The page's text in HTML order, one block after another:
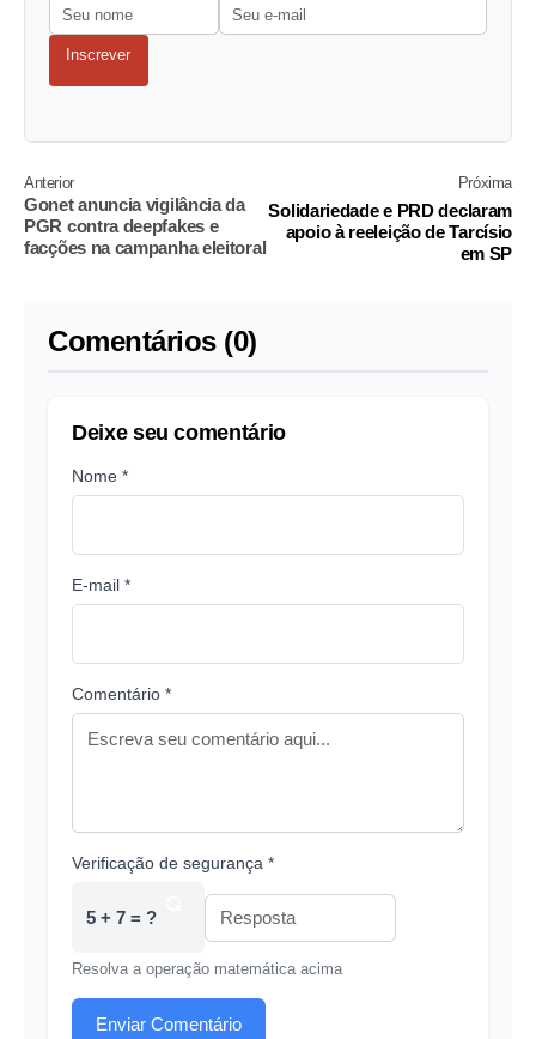
Inscrever
Anterior
Gonet anuncia vigilância da
PGR contra deepfakes e
facções na campanha eleitoral
Próxima
Solidariedade e PRD declaram
apoio à reeleição de Tarcísio
em SP
Comentários (0)
Deixe seu comentário
Nome *
E-mail *
Comentário *
Verificação de segurança *
5 + 7 = ?
Resolva a operação matemática acima
Enviar Comentário